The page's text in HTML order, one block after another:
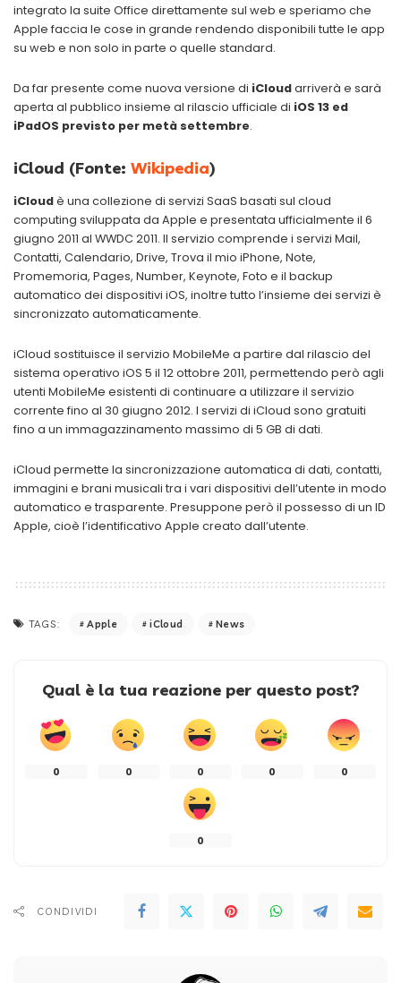
integrato la suite Office direttamente sul web e speriamo che
Apple faccia le cose in grande rendendo disponibili tutte le app
su web e non solo in parte o quelle standard.
Da far presente come nuova versione di iCloudarriverà e sarà
aperta al pubblico insieme al rilascio ufficiale di iOS 13 ed
iPadOS previsto per metà settembre.
iCloud (Fonte: Wikipedia)
iCloudè una collezione di servizi SaaS basati sul cloud
computing sviluppata da Apple e presentata ufficialmente il 6
giugno 2011 al WWDC 2011. Il servizio comprende i servizi Mail,
Contatti, Calendario, Drive, Trova il mio iPhone, Note,
Promemoria, Pages, Number, Keynote, Foto e il backup
automatico dei dispositivi iOS, inoltre tutto l’insieme dei servizi è
sincronizzato automaticamente.
iCloud sostituisce il servizio MobileMe a partire dal rilascio del
sistema operativo iOS 5 il 12 ottobre 2011, permettendo però agli
utenti MobileMe esistenti di continuare a utilizzare il servizio
corrente fino al 30 giugno 2012. I servizi di iCloud sono gratuiti
fino a un immagazzinamento massimo di 5 GB di dati.
iCloud permette la sincronizzazione automatica di dati, contatti,
immagini e brani musicali tra i vari dispositivi dell’utente in modo
automatico e trasparente. Presuppone però il possesso di un ID
Apple, cioè l’identificativo Apple creato dall’utente.
TAGS: Apple iCloud News
Qual è la tua reazione per questo post?
0 0 0 0 0
0
CONDIVIDI